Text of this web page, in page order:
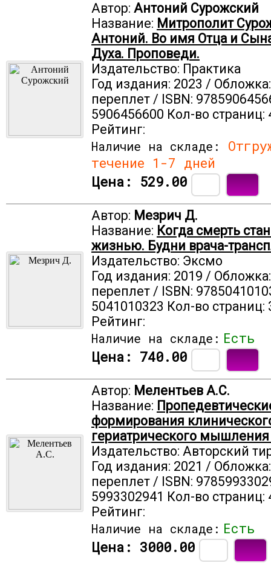
Автор: Антоний Сурожский
Название: Митрополит
Антоний. Во имя Отца и
Духа. Проповеди.
Издательство: Практика
Год издания: 2023 /
переплет / ISBN:
5906456600 Кол-во страниц:
Рейтинг:
Наличие на складе:
течение 1-7 дней
Цена: 529.00
Автор: Мезрич Д.
Название: Когда смерть
жизнью. Будни врача-
Издательство: Эксмо
Год издания: 2019 /
переплет / ISBN:
5041010323 Кол-во страниц:
Рейтинг:
Наличие на складе: Есть
Цена: 740.00
Автор: Мелентьев А.С.
Название:
формирования
гериатрического мышления
Издательство: Авторский
Год издания: 2021 /
переплет / ISBN:
5993302941 Кол-во страниц:
Рейтинг:
Наличие на складе: Есть
Цена: 3000.00